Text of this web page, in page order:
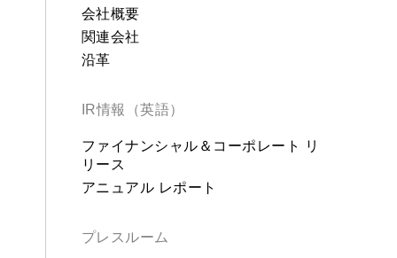
会社概要
関連会社
沿革
IR情報（英語）
ファイナンシャル＆コーポレート リ
リース
アニュアル レポート
プレスルーム